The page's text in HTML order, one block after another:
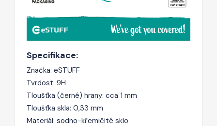
Specifikace:
Značka: eSTUFF
Tvrdost: 9H
Tloušťka (černé) hrany: cca 1 mm
Tloušťka skla: 0,33 mm
Materiál: sodno-křemičité sklo